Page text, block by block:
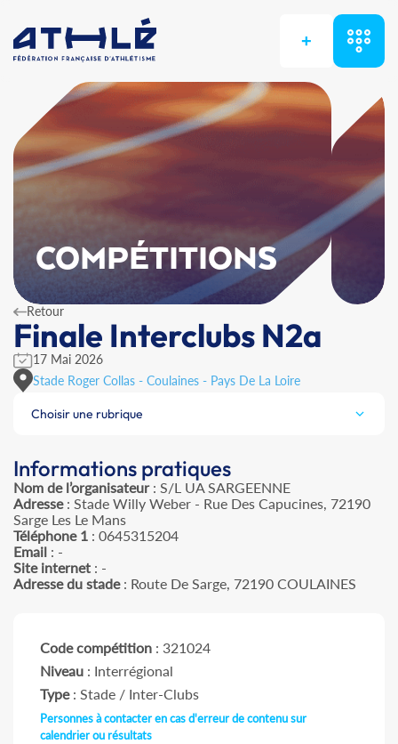
+
COMPÉTITIONS
Retour
Finale Interclubs N2a
17 Mai 2026
Stade Roger Collas - Coulaines - Pays De La Loire
Choisir une rubrique
Informations pratiques
Nom de l’organisateur: S/L UA SARGEENNE
Adresse: Stade Willy Weber - Rue Des Capucines, 72190
Sarge Les Le Mans
Téléphone 1 : 0645315204
Email : -
Site internet : -
Adresse du stade: Route De Sarge, 72190 COULAINES
Code compétition : 321024
Niveau : Interrégional
Type: Stade / Inter-Clubs
Personnes à contacter en cas d'erreur de contenu sur
calendrier ou résultats